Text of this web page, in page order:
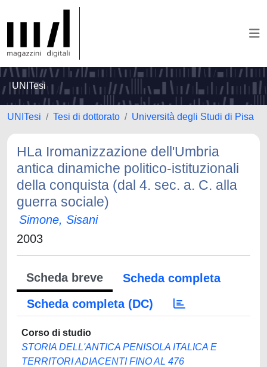
UNITesi
UNITesi Tesi di dottorato Università degli Studi di Pisa
HLa Iromanizzazione dell'Umbria
antica dinamiche politico-istituzionali
della conquista (dal 4. sec. a. C. alla
guerra sociale)
Simone, Sisani
2003
Scheda breve
Scheda completa
Scheda completa (DC)
Corso di studio
STORIA DELL'ANTICA PENISOLA ITALICA E
TERRITORI ADIACENTI FINO AL 476